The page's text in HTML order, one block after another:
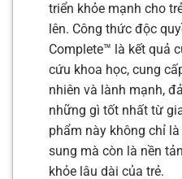
triển khỏe mạnh cho
lên. Công thức độc
Complete™ là kết quả
cứu khoa học, cung
nhiên và lành mạnh,
những gì tốt nhất từ
phẩm này không chỉ
sung mà còn là nền
khỏe lâu dài của trẻ.